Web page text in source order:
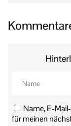
Name, E-
für meinen